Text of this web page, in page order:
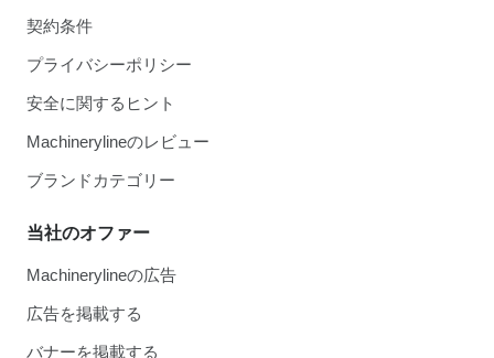
契約条件
プライバシーポリシー
安全に関するヒント
Machinerylineのレビュー
ブランドカテゴリー
当社のオファー
Machinerylineの広告
広告を掲載する
バナーを掲載する